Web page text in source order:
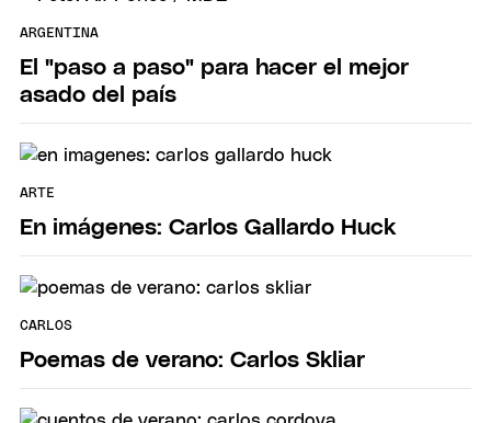
ARGENTINA
El "paso a paso" para hacer el mejor
asado del país
ARTE
En imágenes: Carlos Gallardo Huck
CARLOS
Poemas de verano: Carlos Skliar